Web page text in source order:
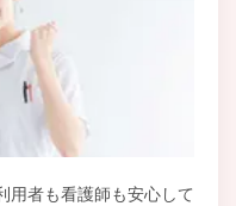
用者も看護師も安心して